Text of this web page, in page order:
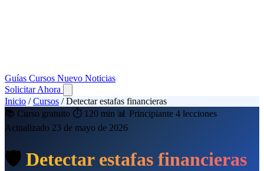
Guías Cursos Nuevo Noticias
Solicitar Ahora
Inicio / Cursos / Detectar estafas financieras
📚 Curso gratuito ⏱️ 120 min 📊 Principiante 4 lecciones
Actualizado 23 de mayo de 2026
🛡️ Detectar estafas financieras